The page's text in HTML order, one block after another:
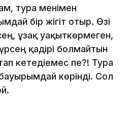
тура менімен
бір жігіт отыр. Өзі
ұзақ уақыткөрмеген,
қадірі болмайтын
кетедіемес пе?! Тура
бауырымдай көрінді. Сол